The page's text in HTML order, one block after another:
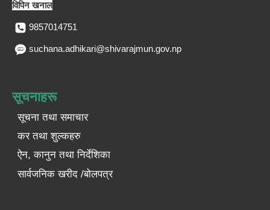
विपिन खनाल
9857014751
suchana.adhikari@shivarajmun.gov.np
सूचनाहरू
सूचना तथा समाचार
कर तथा शुल्कहरु
ऐन, कानुन तथा निर्देशिका
सार्वजनिक खरीद /बोलपत्र